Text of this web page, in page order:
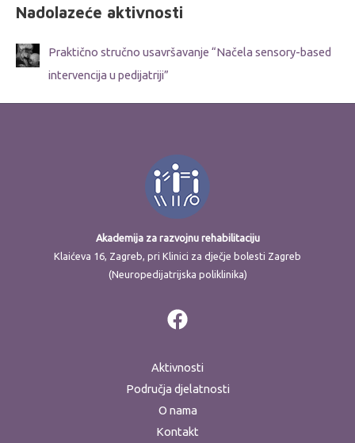
Nadolazeće aktivnosti
Praktično stručno usavršavanje “Načela sensory-based
intervencija u pedijatriji”
Akademija za razvojnu rehabilitaciju
Klaićeva 16, Zagreb, pri Klinici za dječje bolesti Zagreb
(Neuropedijatrijska poliklinika)
Aktivnosti
Područja djelatnosti
O nama
Kontakt